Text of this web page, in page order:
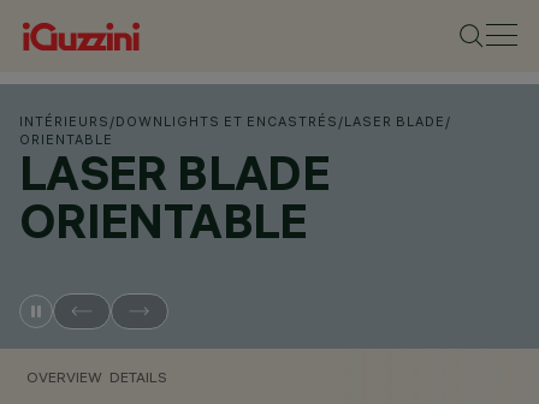
INTÉRIEURS /DOWNLIGHTS ET ENCASTRÉS /LASER BLADE /
ORIENTABLE
LASER BLADE
ORIENTABLE
OVERVIEW DETAILS